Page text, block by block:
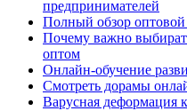
предпринимателей
Полный обзор оптовой
Почему важно
оптом
Онлайн-обучение
Смотреть дорамы
Варусная деформация